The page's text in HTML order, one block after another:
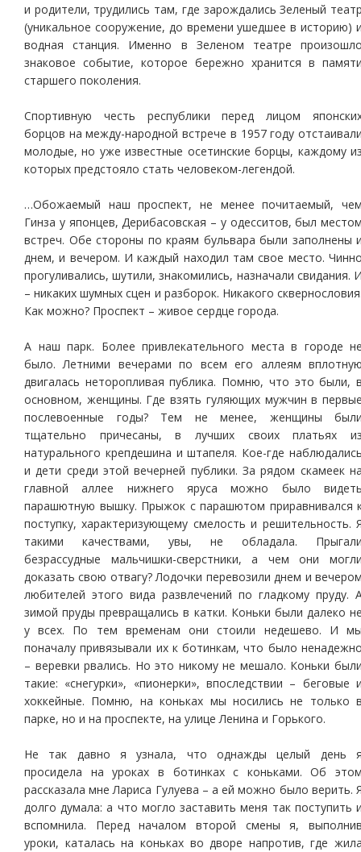
и родители, трудились там, где зарождались Зеленый
(уникальное сооружение, до времени ушедшее в историю)
водная станция. Именно в Зеленом театре
знаковое событие, которое бережно хранится в
старшего поколения.
Спортивную честь республики перед лицом
борцов на между-народной встрече в 1957 году
молодые, но уже известные осетинские борцы, каждому
которых предстояло стать человеком-легендой.
…Обожаемый наш проспект, не менее почитаемый,
Гинза у японцев, Дерибасовская – у одесситов, был
встреч. Обе стороны по краям бульвара были заполнены
днем, и вечером. И каждый находил там свое место.
прогуливались, шутили, знакомились, назначали свидания.
– никаких шумных сцен и разборок. Никакого
Как можно? Проспект – живое сердце города.
А наш парк. Более привлекательного места в городе
было. Летними вечерами по всем его аллеям
двигалась неторопливая публика. Помню, что это были,
основном, женщины. Где взять гуляющих мужчин в
послевоенные годы? Тем не менее, женщины
тщательно причесаны, в лучших своих платьях
натурального крепдешина и штапеля. Кое-где
и дети среди этой вечерней публики. За рядом скамеек
главной аллее нижнего яруса можно было
парашютную вышку. Прыжок с парашютом приравнивался
поступку, характеризующему смелость и решительность.
такими качествами, увы, не обладала.
безрассудные мальчишки-сверстники, а чем они
доказать свою отвагу? Лодочки перевозили днем и
любителей этого вида развлечений по гладкому пруду.
зимой пруды превращались в катки. Коньки были далеко
у всех. По тем временам они стоили недешево. И
поначалу привязывали их к ботинкам, что было
– веревки рвались. Но это никому не мешало. Коньки
такие: «снегурки», «пионерки», впоследствии – беговые
хоккейные. Помню, на коньках мы носились не только
парке, но и на проспекте, на улице Ленина и Горького.
Не так давно я узнала, что однажды целый день
просидела на уроках в ботинках с коньками. Об
рассказала мне Лариса Гулуева – а ей можно было верить.
долго думала: а что могло заставить меня так поступить
вспомнила. Перед началом второй смены я,
уроки, каталась на коньках во дворе напротив, где